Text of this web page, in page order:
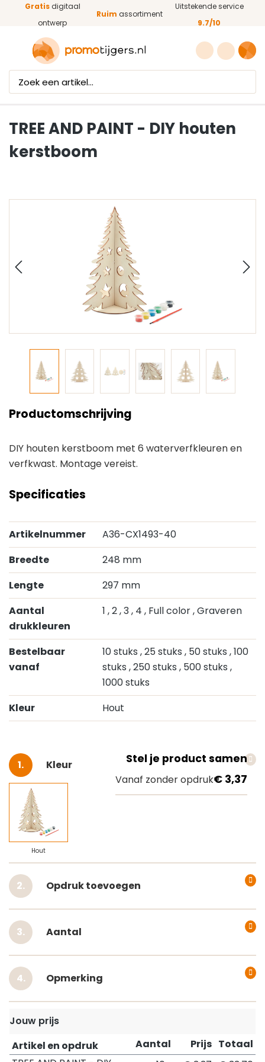
Ga naar de hoofdinhoud
Gratisdigitaal
ontwerp
Ruim assortiment
Uitstekende service
9.7/10
TREE AND PAINT - DIY houten
kerstboom
Afbeeldingengalerij overslaan
Productomschrijving
DIY houten kerstboom met 6 waterverfkleuren en
verfkwast. Montage vereist.
Specificaties
Artikelnummer
A36-CX1493-40
Breedte
248 mm
Lengte
297 mm
Aantal
drukkleuren
1 , 2, 3, 4 , Full color, Graveren
Bestelbaar
vanaf
10 stuks , 25 stuks , 50 stuks , 100
stuks , 250 stuks , 500 stuks ,
1000 stuks
Kleur
Hout
Stel je product samen
Vanaf zonder opdruk€ 3,37
Selecteer
Kleur
Hout
Opdruk toevoegen
Aantal
Opmerking
Jouw prijs
Artikel en opdruk
Aantal Prijs Totaal